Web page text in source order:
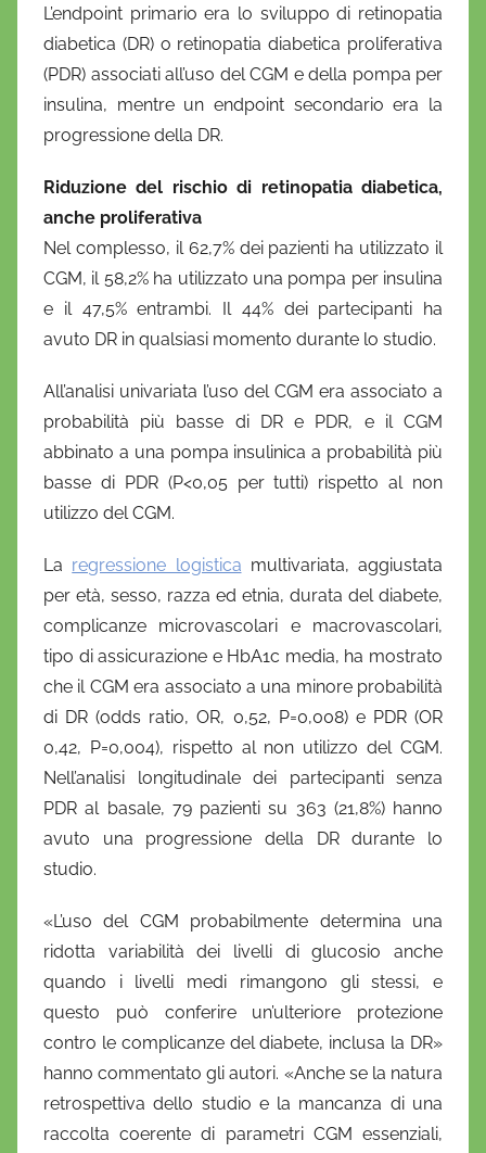
L’endpoint primario era lo sviluppo di retinopatia
diabetica (DR) o retinopatia diabetica proliferativa
(PDR) associati all’uso del CGM e della pompa per
insulina, mentre un endpoint secondario era la
progressione della DR.
Riduzione del rischio di retinopatia diabetica,
anche proliferativa
Nel complesso, il 62,7% dei pazienti ha utilizzato il
CGM, il 58,2% ha utilizzato una pompa per insulina
e il 47,5% entrambi. Il 44% dei partecipanti ha
avuto DR in qualsiasi momento durante lo studio.
All’analisi univariata l’uso del CGM era associato a
probabilità più basse di DR e PDR, e il CGM
abbinato a una pompa insulinica a probabilità più
basse di PDR (P<0,05 per tutti) rispetto al non
utilizzo del CGM.
La regressione logistica multivariata, aggiustata
per età, sesso, razza ed etnia, durata del diabete,
complicanze microvascolari e macrovascolari,
tipo di assicurazione e HbA1c media, ha mostrato
che il CGM era associato a una minore probabilità
di DR (odds ratio, OR, 0,52, P=0,008) e PDR (OR
0,42, P=0,004), rispetto al non utilizzo del CGM.
Nell’analisi longitudinale dei partecipanti senza
PDR al basale, 79 pazienti su 363 (21,8%) hanno
avuto una progressione della DR durante lo
studio.
«L’uso del CGM probabilmente determina una
ridotta variabilità dei livelli di glucosio anche
quando i livelli medi rimangono gli stessi, e
questo può conferire un’ulteriore protezione
contro le complicanze del diabete, inclusa la DR»
hanno commentato gli autori. «Anche se la natura
retrospettiva dello studio e la mancanza di una
raccolta coerente di parametri CGM essenziali,